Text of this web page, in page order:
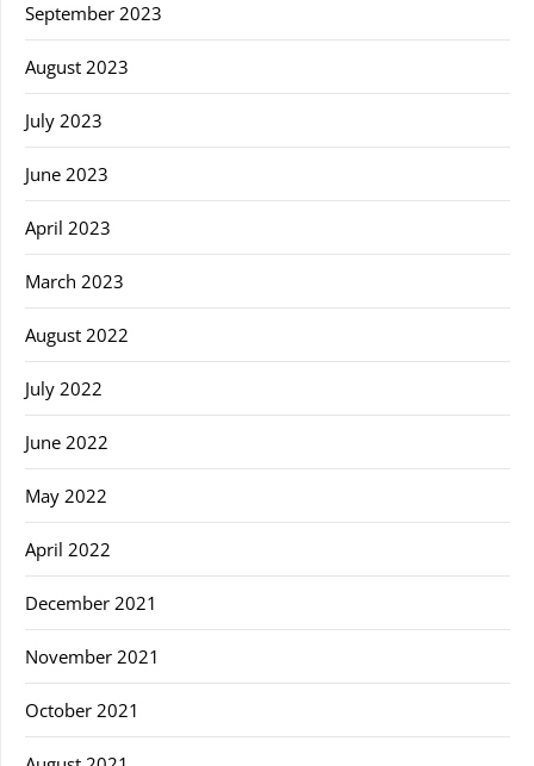
September 2023
August 2023
July 2023
June 2023
April 2023
March 2023
August 2022
July 2022
June 2022
May 2022
April 2022
December 2021
November 2021
October 2021